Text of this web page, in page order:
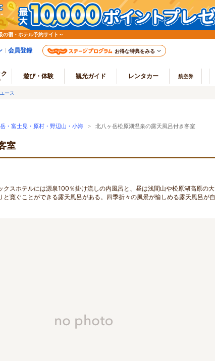
宿・ホテル予約サイト～
会員登録 お得な特典をみる
遊び・体験 観光ガイド レンタカー 航空券
ース
・富士見・原村・野辺山・小海 > 北八ヶ岳松原湖温泉の露天風呂付き客室
室
スホテルには源泉100％掛け流しの内風呂と、昼は浅間山や松原湖高原の大
寛ぐことができる露天風呂がある。四季折々の風景が愉しめる露天風呂が自